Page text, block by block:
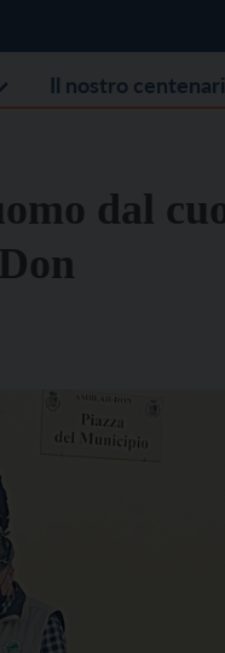
Il nostro
dal